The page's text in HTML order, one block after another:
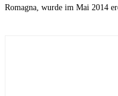
Romagna, wurde im Mai 2014